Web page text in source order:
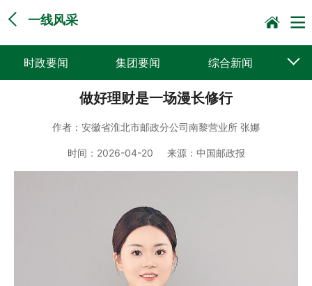
一线风采
时政要闻 集团要闻 综合新闻
党建动态 普遍服务
科技创新 企业文化 一线风采
做好理财是一场漫长修行
作者： 安徽省淮北市邮政分公司南黎营业所 张娜
时间： 2026-04-20 来源： 中国邮政报